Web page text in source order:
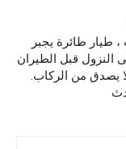
طيار طائرة يجبر
النزول قبل الطيران
يصدق من الركاب.